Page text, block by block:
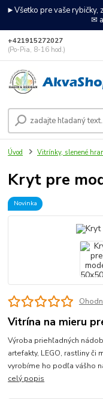
►Všetko pre vaše
✉
+421915272027
(Po-Pia, 8-16 hod.)
Úvod Vitrínky, slenené
Kryt pre
Novinka
Vitrína na mieru
Výroba priehľadných
artefakty, LEGO, rastliny či
vyrobíme ho podľa vášho
celý popis